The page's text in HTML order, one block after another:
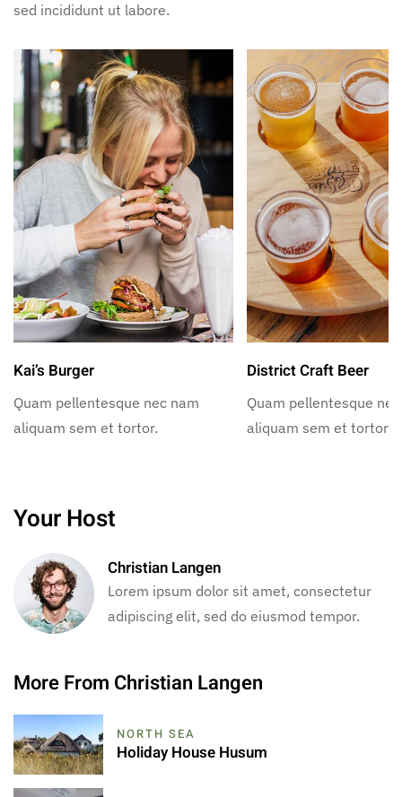
sed incididunt ut labore.
Kai’s Burger
Quam pellentesque nec nam
aliquam sem et tortor.
District Craft Beer
Quam pellentesque
aliquam sem et tortor.
Your Host
Christian Langen
Lorem ipsum dolor sit amet, consectetur
adipiscing elit, sed do eiusmod tempor.
More From Christian Langen
NORTH SEA
Holiday House Husum